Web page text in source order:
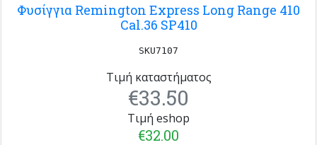
Φυσίγγια Remington Express Long Range 410
Cal.36 SP410
SKU7107
Τιμή καταστήματος
€33.50
Τιμή eshop
€32.00